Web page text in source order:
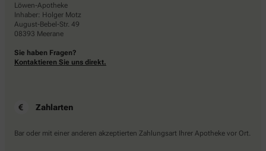
Löwen-Apotheke
Inhaber: Holger Motz
August-Bebel-Str. 49
08393 Meerane
Sie haben Fragen?
Kontaktieren Sie uns direkt.
Zahlarten
Bar oder mit einer anderen akzeptierten Zahlungsart Ihrer Apotheke vor Ort.